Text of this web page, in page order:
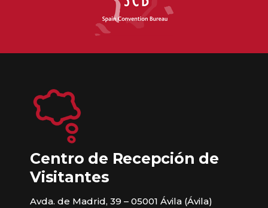
Centro de Recepción de
Visitantes
Avda. de Madrid, 39 – 05001 Ávila (Ávila)